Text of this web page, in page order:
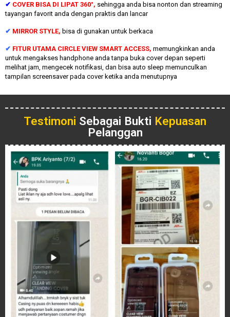
✔ COVER BISA DI LIPAT 360°, sehingga anda bisa nonton dan streaming
tayangan favorit anda dengan praktis dan lancar
✔ MIRROR STYLE, bisa di gunakan untuk berkaca
✔ FITUR UTAMA CIRCLE VIEW SMART ACCESS, memungkinkan anda
untuk mengakses handphone anda tanpa buka cover depan seperti
melihat jam, mengecek notifikasi, dan bisa auto sleep memunculkan
tampilan screensaver pada cover ketika anda menutupnya
Testimoni Sebagai Bukti Kepuasan
Pelanggan